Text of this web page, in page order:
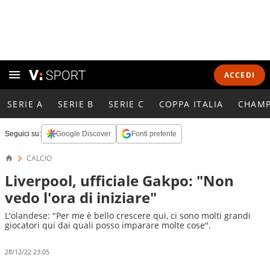
ACCEDI
SERIE A SERIE B SERIE C COPPA ITALIA
Seguici su: Google Discover Fonti preferite
CALCIO
Liverpool, ufficiale Gakpo: "Non
vedo l'ora di iniziare"
L'olandese: "Per me è bello crescere qui, ci sono molti grandi
giocatori qui dai quali posso imparare molte cose".
28/12/22 23:05